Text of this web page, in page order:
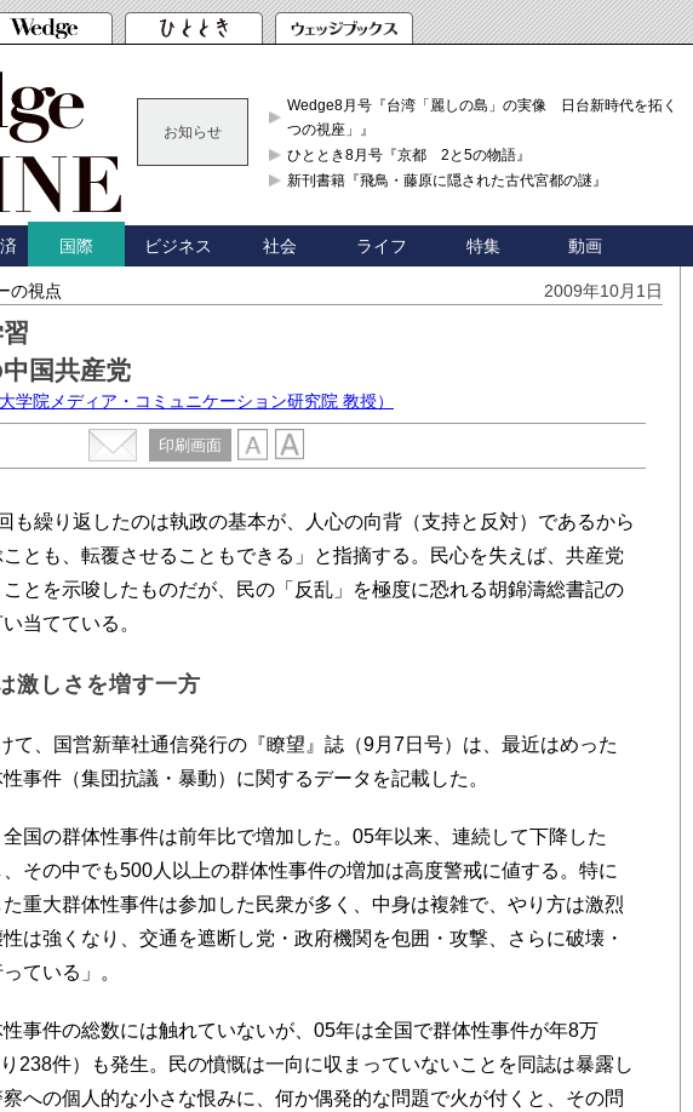
お知らせ
Wedge8月号『台湾「麗しの島」の実像 日台新時代を拓く「3
つの視座」』
ひととき8月号『京都 2と5の物語』
新刊書籍『飛鳥・藤原に隠された古代宮都の謎』
国際 ビジネス 社会 ライフ 特集 動画
の視点 2009年10月1日
中国共産党
学院メディア・コミュニケーション研究院 教授）
印刷画面
も繰り返したのは執政の基本が、人心の向背（支持と反対）であるから
とも、転覆させることもできる」と指摘する。民心を失えば、共産党
とを示唆したものだが、民の「反乱」を極度に恐れる胡錦濤総書記の
当てている。
激しさを増す一方
て、国営新華社通信発行の『瞭望』誌（9月7日号）は、最近はめった
事件（集団抗議・暴動）に関するデータを記載した。
国の群体性事件は前年比で増加した。05年以来、連続して下降した
その中でも500人以上の群体性事件の増加は高度警戒に値する。特に
重大群体性事件は参加した民衆が多く、中身は複雑で、やり方は激烈
は強くなり、交通を遮断し党・政府機関を包囲・攻撃、さらに破壊・
ている」。
事件の総数には触れていないが、05年は全国で群体性事件が年8万
238件）も発生。民の憤慨は一向に収まっていないことを同誌は暴露し
への個人的な小さな恨みに、何か偶発的な問題で火が付くと、その問